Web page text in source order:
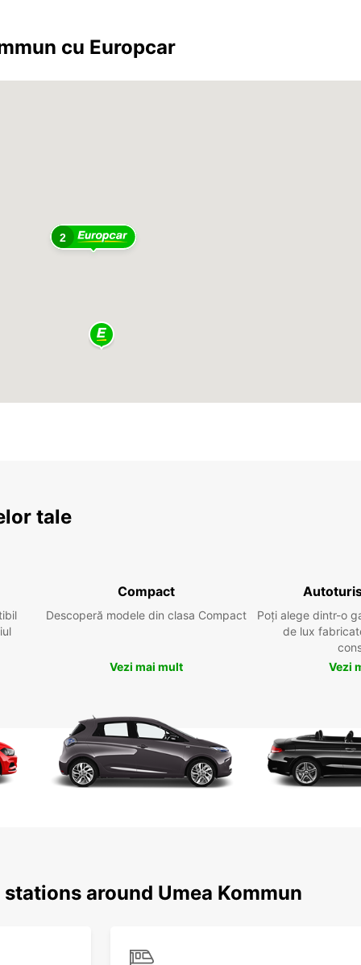
cu Europcar
2
tale
Compact
Descoperă modele din clasa Compact
Vezi mai mult
Poți alege dintr-o
de lux
Vezi
around Umea Kommun